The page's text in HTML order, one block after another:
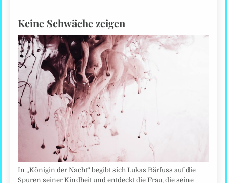
Keine Schwäche zeigen
In „Königin der Nacht“ begibt sich Lukas Bärfuss auf die
Spuren seiner Kindheit und entdeckt die Frau, die seine